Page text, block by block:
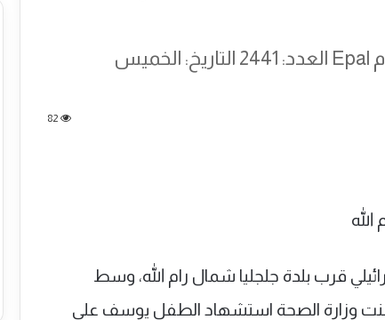
نشرة المركز الاوروبي الفلسطيني الاعلام Epal العدد: 2441 التاريخ: الخميس
82
قرب بلدة جلجليا شمال رام الله، وسط
وزارة الصحة استشهاد الطفل يوسف علي